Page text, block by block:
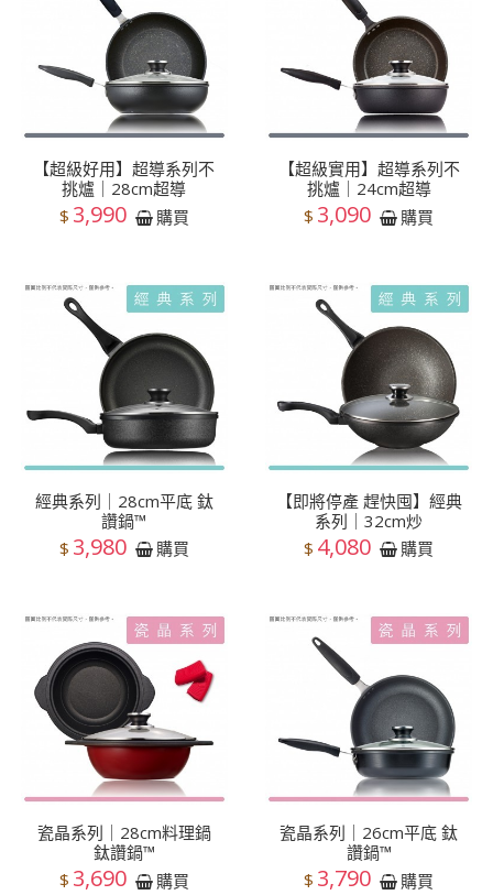
【超級好用】超導系列不
挑爐｜28cm超導
$ 3,990 購買
【超級實用】超導系列不
挑爐｜24cm超導
$ 3,090 購買
經典系列｜28cm平底 鈦
讚鍋™
$ 3,980 購買
【即將停產 趕快囤】經典
系列｜32cm炒
$ 4,080 購買
瓷晶系列｜28cm料理鍋
鈦讚鍋™
$ 3,690 購買
瓷晶系列｜26cm平底 鈦
讚鍋™
$ 3,790 購買